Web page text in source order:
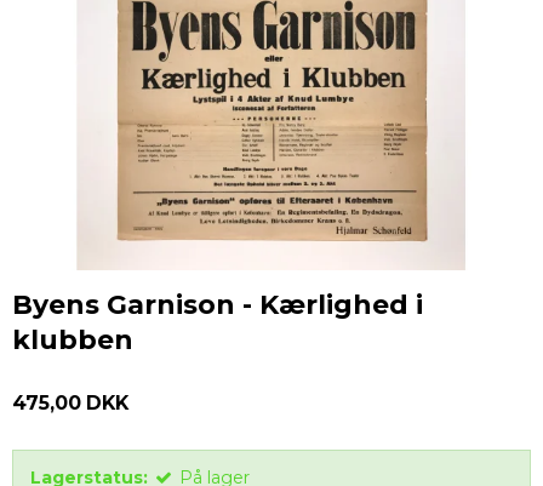
Byens Garnison - Kærlighed i
klubben
475,00 DKK
Lagerstatus: På lager